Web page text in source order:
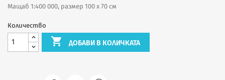
Мащаб 1:400 000, размер 100 х 70 см
Количество
 ДОБАВИ В КОЛИЧКАТА